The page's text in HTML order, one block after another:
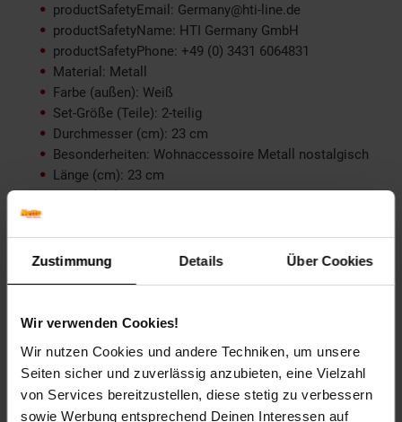
Zustimmung Details Über Cookies
Wir verwenden Cookies!
Wir nutzen Cookies und andere Techniken, um unsere
Seiten sicher und zuverlässig anzubieten, eine Vielzahl
von Services bereitzustellen, diese stetig zu verbessern
sowie Werbung entsprechend Deinen Interessen auf
productSafetyEmail: Germany@hti-line.de
productSafetyName: HTI Germany GmbH
productSafetyPhone: +49 (0) 3431 6064831
Material: Metall
Farbe (außen): Weiß
Set-Größe (Teile): 2-teilig
Durchmesser (cm): 23 cm
Besonderheiten: Wohnaccessoire Metall nostalgisch
Länge (cm): 23 cm
Breite (cm): 23 cm
Stilrichtung: Nostalgisch
Tiefe (cm): 23 cm
Artikelnummer: 2275761000
Artikel gehört zur Kategorie:Weitere Wohn-Deko